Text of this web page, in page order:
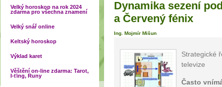
Velký horoskop na rok 2024
zdarma pro všechna znamení
Velký snář online
Keltský horoskop
Výklad karet
Věštění on-line zdarma: Tarot,
I-ťing, Runy
Dynamika sezení
a Červený fénix
Ing. Mojmír Mišun
Strategické
televize
Často